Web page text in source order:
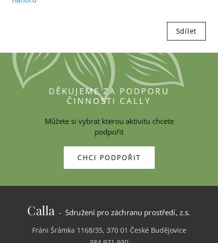
Sdílet
DĚKUJEME ZA PODPORU
ČINNOSTI CALLY
Můžete si vybrat kterou aktivitu chcete
podpořit
CHCI PODPOŘIT
Calla- Sdružení pro záchranu prostředí, z.s.
Fráni Šrámka 1168/35, 370 01 České Budějovice